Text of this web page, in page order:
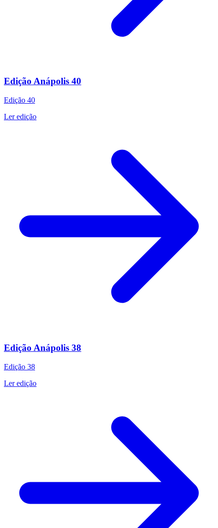
Edição Anápolis 40
Edição 40
Ler edição
Edição Anápolis 38
Edição 38
Ler edição